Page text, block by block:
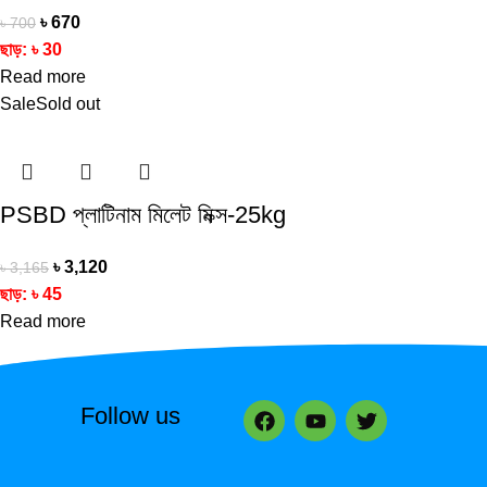
৳700 ৳670
ছাড়: ৳30
Read more
SaleSold out
PSBD প্লাটিনাম মিলেট মিক্স-25kg
৳3,165 ৳3,120
ছাড়: ৳45
Read more
Follow us